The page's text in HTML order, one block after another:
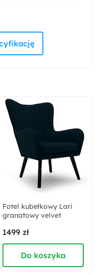
Fotel kubełkowy Lari
granatowy velvet
1499 zł
Do koszyka